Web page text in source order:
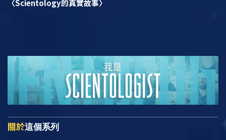
〈Scientology的真實故事〉
關於這個系列